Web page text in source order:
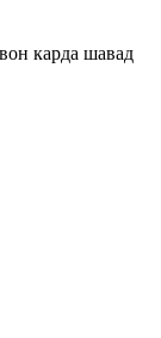
карда шавад